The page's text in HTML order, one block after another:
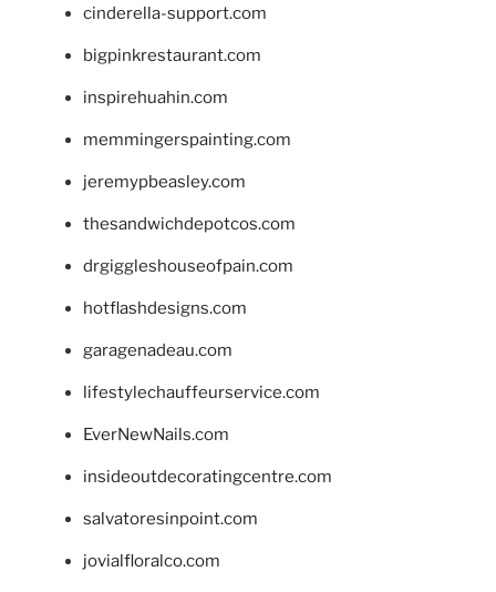
cinderella-support.com
bigpinkrestaurant.com
inspirehuahin.com
memmingerspainting.com
jeremypbeasley.com
thesandwichdepotcos.com
drgiggleshouseofpain.com
hotflashdesigns.com
garagenadeau.com
lifestylechauffeurservice.com
EverNewNails.com
insideoutdecoratingcentre.com
salvatoresinpoint.com
jovialfloralco.com